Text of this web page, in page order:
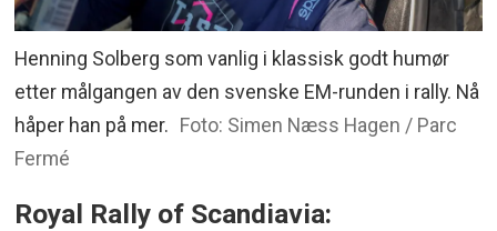
Henning Solberg som vanlig i klassisk godt humør
etter målgangen av den svenske EM-runden i rally. Nå
håper han på mer. Foto: Simen Næss Hagen / Parc
Fermé
Royal Rally of Scandiavia: